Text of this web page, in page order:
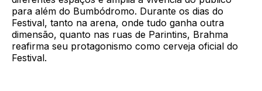
para além do Bumbódromo. Durante os dias do
Festival, tanto na arena, onde tudo ganha outra
dimensão, quanto nas ruas de Parintins, Brahma
reafirma seu protagonismo como cerveja oficial do
Festival.